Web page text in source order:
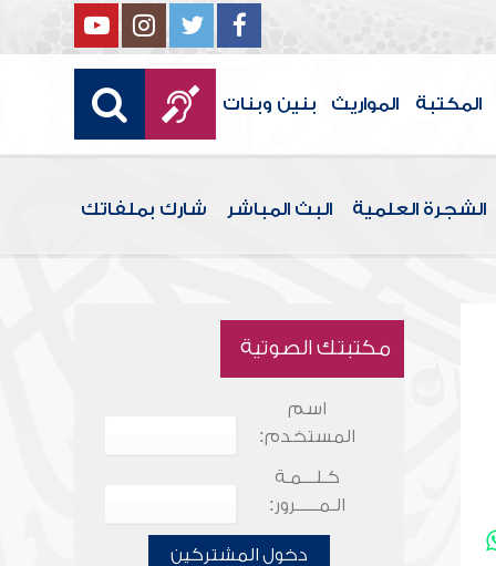
المكتبة المواريث بنين وبنات
الشجرة العلمية البث المباشر شارك بملفاتك
مكتبتك الصوتية
اسم
المستخدم:
كـلـــمـة
الـمـــــرور:
دخول المشتركين